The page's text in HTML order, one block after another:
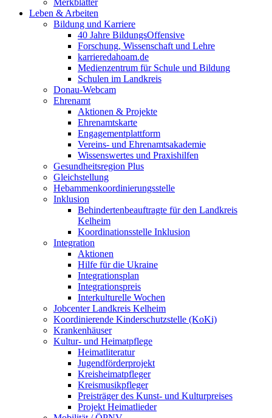
Merkblätter
Leben & Arbeiten
Bildung und Karriere
40 Jahre BildungsOffensive
Forschung, Wissenschaft und Lehre
karrieredahoam.de
Medienzentrum für Schule und Bildung
Schulen im Landkreis
Donau-Webcam
Ehrenamt
Aktionen & Projekte
Ehrenamtskarte
Engagementplattform
Vereins- und Ehrenamtsakademie
Wissenswertes und Praxishilfen
Gesundheitsregion Plus
Gleichstellung
Hebammenkoordinierungsstelle
Inklusion
Behindertenbeauftragte für den Landkreis
Kelheim
Koordinationsstelle Inklusion
Integration
Aktionen
Hilfe für die Ukraine
Integrationsplan
Integrationspreis
Interkulturelle Wochen
Jobcenter Landkreis Kelheim
Koordinierende Kinderschutzstelle (KoKi)
Krankenhäuser
Kultur- und Heimatpflege
Heimatliteratur
Jugendförderprojekt
Kreisheimatpfleger
Kreismusikpfleger
Preisträger des Kunst- und Kulturpreises
Projekt Heimatlieder